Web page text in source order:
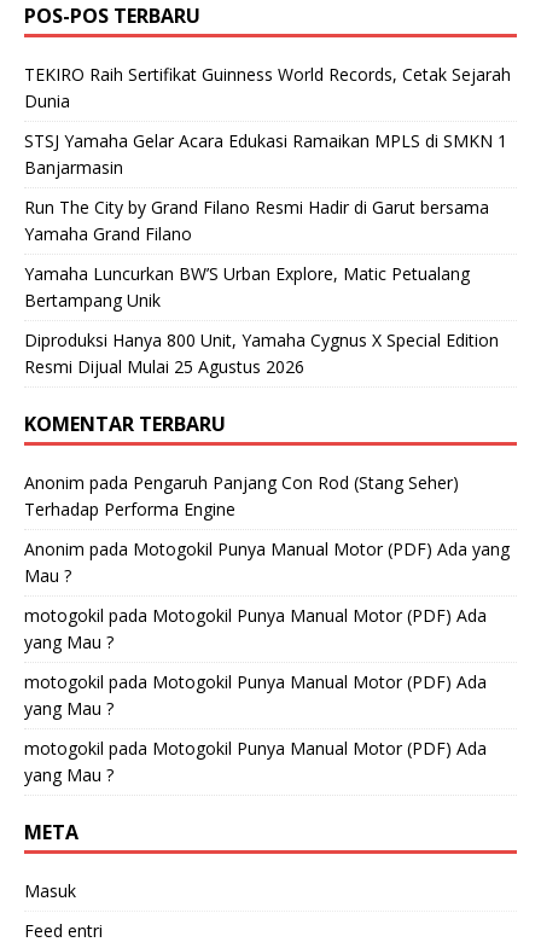
POS-POS TERBARU
TEKIRO Raih Sertifikat Guinness World Records, Cetak Sejarah
Dunia
STSJ Yamaha Gelar Acara Edukasi Ramaikan MPLS di SMKN 1
Banjarmasin
Run The City by Grand Filano Resmi Hadir di Garut bersama
Yamaha Grand Filano
Yamaha Luncurkan BW’S Urban Explore, Matic Petualang
Bertampang Unik
Diproduksi Hanya 800 Unit, Yamaha Cygnus X Special Edition
Resmi Dijual Mulai 25 Agustus 2026
KOMENTAR TERBARU
Anonim pada Pengaruh Panjang Con Rod (Stang Seher)
Terhadap Performa Engine
Anonim pada Motogokil Punya Manual Motor (PDF) Ada yang
Mau ?
motogokil pada Motogokil Punya Manual Motor (PDF) Ada
yang Mau ?
motogokil pada Motogokil Punya Manual Motor (PDF) Ada
yang Mau ?
motogokil pada Motogokil Punya Manual Motor (PDF) Ada
yang Mau ?
META
Masuk
Feed entri